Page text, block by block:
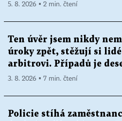
5. 8. 2026 ▪ 2 min. čtení
Ten úvěr jsem nikdy
úroky zpět, stěžují si
arbitrovi. Případů je
3. 8. 2026 ▪ 7 min. čtení
Policie stíhá